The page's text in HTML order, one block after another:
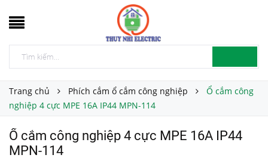
Trang chủ Phích cắm ổ cắm công nghiệp
Ổ cắm công
nghiệp 4 cực MPE 16A IP44 MPN-114
Ổ cắm công nghiệp 4 cực MPE 16A IP44
MPN-114